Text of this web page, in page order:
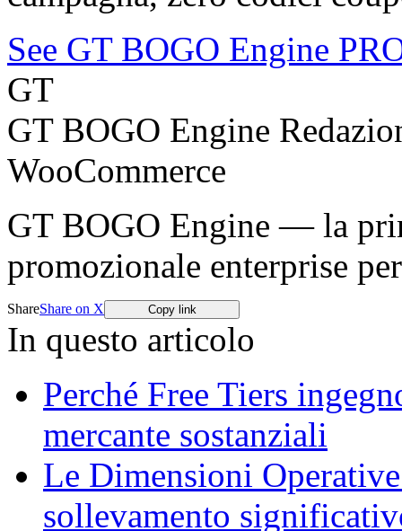
See GT BOGO Engine
GT
GT BOGO Engine
WooCommerce
GT BOGO Engine — la
promozionale enterprise
ShareShare on X Copy link
In questo articolo
Perché Free Tiers
mercante sostanziali
Le Dimensioni
sollevamento